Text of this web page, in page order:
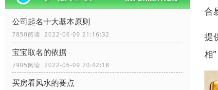
公司起名十大基本原则
7850阅读 2022-06-09 21:16:32
宝宝取名的依据
7905阅读 2022-06-09 20:42:18
买房看风水的要点
合
提
相